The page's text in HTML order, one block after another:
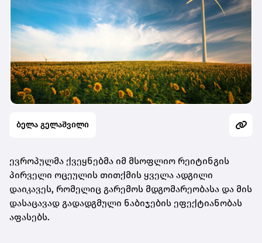
ბელა გელაშვილი
ევროპულმა ქვეყნებმა იმ მსოფლიო რეიტინგის
პირველი ოცეულის თითქმის ყველა ადგილი
დაიკავეს, რომელიც გარემოს მდგომარეობასა და მის
დასაცავად გადადგმული ნაბიჯების ეფექტიანობას
აფასებს.